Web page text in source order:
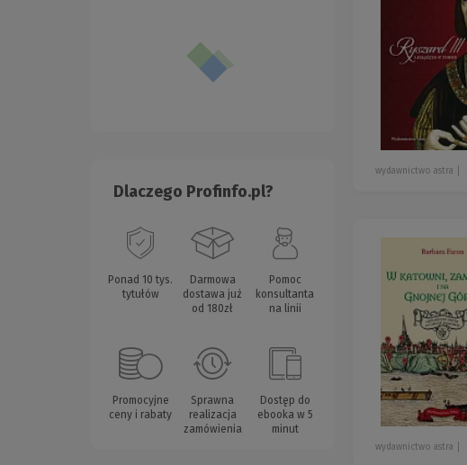
Dlaczego Profinfo.pl?
Ponad 10 tys.
tytułów
Darmowa
dostawa już
od 180zł
Pomoc
konsultanta
na linii
Promocyjne
ceny i rabaty
Sprawna
realizacja
zamówienia
Dostęp do
ebooka w 5
minut
wydawnictwo astra
wydawnictwo astra